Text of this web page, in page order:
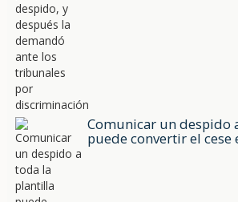
Comunicar un despido
puede convertir el